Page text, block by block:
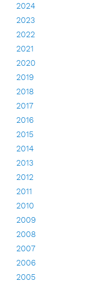
2024
2023
2022
2021
2020
2019
2018
2017
2016
2015
2014
2013
2012
2011
2010
2009
2008
2007
2006
2005